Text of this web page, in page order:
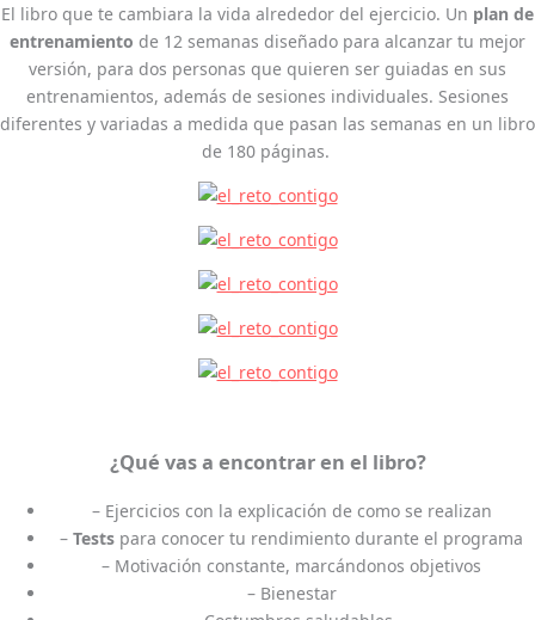
El libro que te cambiara la vida alrededor del ejercicio. Un plan de
entrenamiento de 12 semanas diseñado para alcanzar tu mejor
versión, para dos personas que quieren ser guiadas en sus
entrenamientos, además de sesiones individuales. Sesiones
diferentes y variadas a medida que pasan las semanas en un libro
de 180 páginas.
¿Qué vas a encontrar en el libro?
– Ejercicios con la explicación de como se realizan
– Tests para conocer tu rendimiento durante el programa
– Motivación constante, marcándonos objetivos
– Bienestar